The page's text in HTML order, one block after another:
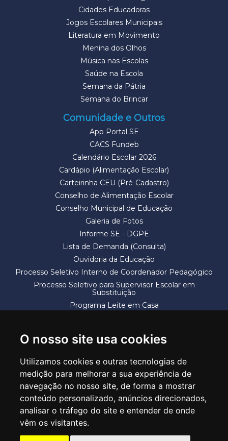
O nosso site usa cookies
Utilizamos cookies e outras tecnologias de
medição para melhorar a sua experiência de
navegação no nosso site, de forma a mostrar
conteúdo personalizado, anúncios direcionados,
analisar o tráfego do site e entender de onde
vêm os visitantes.
Cidades Educadoras
Jogos Escolares Municipais
Literatura em Movimento
Menina dos Olhos
Música nas Escolas
Saúde na Escola
Semana da Pátria
Semana do Brincar
Comunidade e Outros
App Portal SE
CACS Fundeb
Calendário Escolar 2026
Cardápio (Alimentação Escolar)
Carteirinha CEU (Pré-Cadastro)
Conselho de Alimentação Escolar
Conselho Municipal de Educação
Galeria de Fotos
Informe SE - DGPE
Lista de Demanda (Consulta)
Ouvidoria da Educação
Processo Seletivo Interno de Coordenador Pedagógico
Processo Seletivo para Supervisor Escolar em
Substituição
Programa Leite em Casa
SECRETARIA DE EDUCAÇÃO
Rua Claudino Barbosa, 313 - Macedo - Guarulhos/SP CEP 07113-040
Central de Atendimento: *55 11 2475-7300